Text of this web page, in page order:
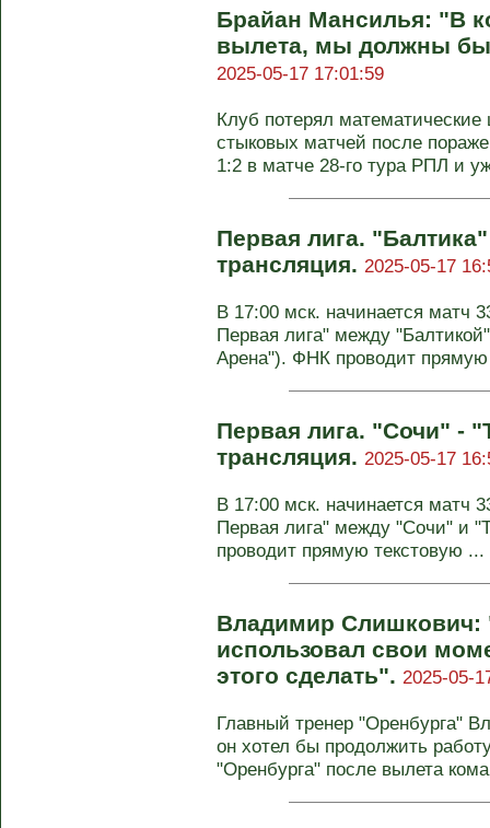
Брайан Мансилья: "В
вылета, мы должны
2025-05-17 17:01:59
Клуб потерял
стыковых матчей после
1:2 в матче 28-го тура РПЛ и
Первая лига.
трансляция. 2025-05-17
В 17:00 мск. начинается матч
Первая лига" между
Арена"). ФНК проводит
Первая лига. "Сочи" -
трансляция. 2025-05-17
В 17:00 мск. начинается матч
Первая лига" между "Сочи" и
проводит прямую текстовую ...
Владимир Слишкович:
использовал свои
этого сделать". 2025-05-
Главный тренер "Оренбурга"
он хотел бы продолжить
"Оренбурга" после вылета